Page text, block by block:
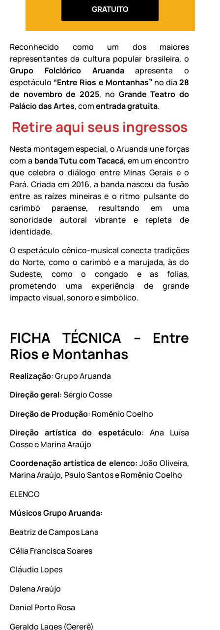
GRATUITO
Reconhecido como um dos maiores
representantes da cultura popular brasileira, o
Grupo Folclórico Aruandaapresenta o
espetáculo “Entre Rios e Montanhas” no dia28
de novembro de 2025, no Grande Teatro do
Palácio das Artes, comentrada gratuita.
Retire aqui seus ingressos
Nesta montagem especial, o Aruanda une forças
com a banda Tutu com Tacacá, em um encontro
que celebra o diálogo entre Minas Gerais e o
Pará. Criada em 2016, a banda nasceu da fusão
entre as raízes mineiras e o ritmo pulsante do
carimbó paraense, resultando em uma
sonoridade autoral vibrante e repleta de
identidade.
O espetáculo cênico-musical conecta tradições
do Norte, como o carimbó e a marujada, às do
Sudeste, como o congado e as folias,
prometendo uma experiência de grande
impacto visual, sonoro e simbólico.
FICHA TÉCNICA – Entre
Rios e Montanhas
Realização: Grupo Aruanda
Direção geral: Sérgio Cosse
Direção de Produção: Romênio Coelho
Direção artística do espetáculo: Ana Luísa
Cosse e Marina Araújo
Coordenação artística de elenco: João Oliveira,
Marina Araújo, Paulo Santos e Romênio Coelho
ELENCO
Músicos Grupo Aruanda:
Beatriz de Campos Lana
Célia Francisca Soares
Cláudio Lopes
Dalena Araújo
Daniel Porto Rosa
Geraldo Lages (Gererê)